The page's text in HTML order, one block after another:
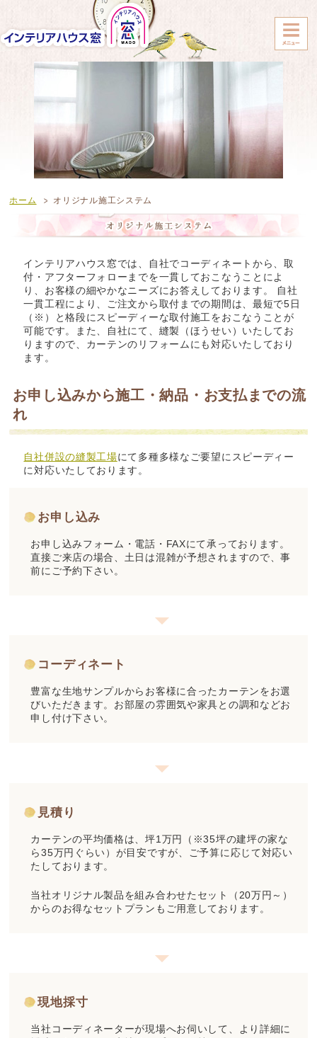
ホーム オリジナル施工システム
インテリアハウス窓では、自社でコーディネートから、取
付・アフターフォローまでを一貫しておこなうことによ
り、お客様の細やかなニーズにお答えしております。 自社
一貫工程により、ご注文から取付までの期間は、最短で5日
（※）と格段にスピーディーな取付施工をおこなうことが
可能です。また、自社にて、縫製（ほうせい）いたしてお
りますので、カーテンのリフォームにも対応いたしており
ます。
お申し込みから施工・納品・お支払までの流
れ
自社併設の縫製工場にて多種多様なご要望にスピーディー
に対応いたしております。
お申し込み
お申し込みフォーム・電話・FAXにて承っております。
直接ご来店の場合、土日は混雑が予想されますので、事
前にご予約下さい。
コーディネート
豊富な生地サンプルからお客様に合ったカーテンをお選
びいただきます。お部屋の雰囲気や家具との調和などお
申し付け下さい。
見積り
カーテンの平均価格は、坪1万円（※35坪の建坪の家な
ら35万円ぐらい）が目安ですが、ご予算に応じて対応い
たしております。
当社オリジナル製品を組み合わせたセット（20万円～）
からのお得なセットプランもご用意しております。
現地採寸
当社コーディネーターが現場へお伺いして、より詳細に